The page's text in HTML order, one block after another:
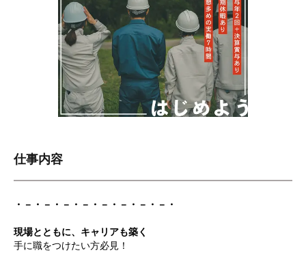
仕事内容
・－・－・－・－・－・－・－・－・
現場とともに、キャリアも築く
手に職をつけたい方必見！